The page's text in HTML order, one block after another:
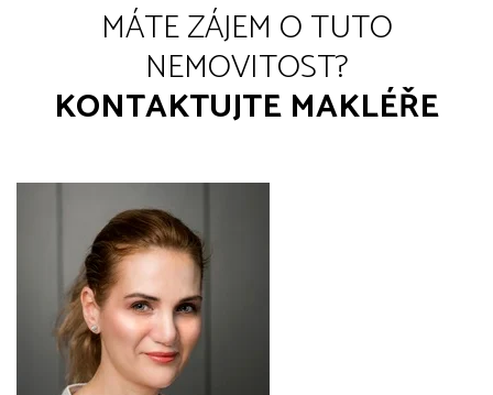
MÁTE ZÁJEM O TUTO
NEMOVITOST?
KONTAKTUJTE MAKLÉŘE